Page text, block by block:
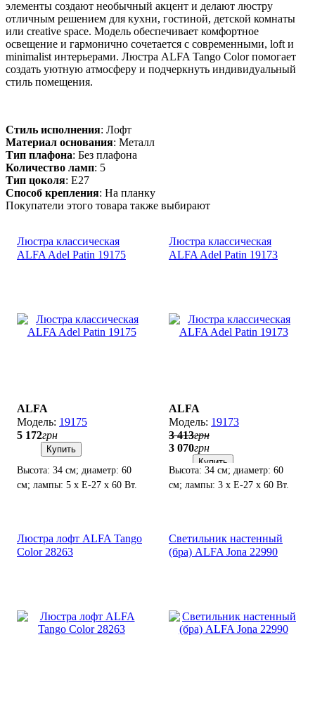
элементы создают необычный акцент и делают люстру
отличным решением для кухни, гостиной, детской комнаты
или creative space. Модель обеспечивает комфортное
освещение и гармонично сочетается с современными, loft и
minimalist интерьерами. Люстра ALFA Tango Color помогает
создать уютную атмосферу и подчеркнуть индивидуальный
стиль помещения.
Стиль исполнения: Лофт
Материал основания: Металл
Тип плафона: Без плафона
Количество ламп: 5
Тип цоколя: E27
Способ крепления: На планку
Покупатели этого товара также выбирают
Люстра классическая
ALFA Adel Patin 19175
ALFA
19175
5 172грн
Купить
Высота: 34 см; диаметр: 60
см; лампы: 5 х Е-27 х 60 Вт.
Люстра классическая
ALFA Adel Patin 19173
ALFA
19173
3 413грн
3 070грн
Купить
Высота: 34 см; диаметр: 60
см; лампы: 3 х Е-27 х 60 Вт.
Люстра лофт ALFA Tango
Color 28263
Светильник настенный
(бра) ALFA Jona 22990